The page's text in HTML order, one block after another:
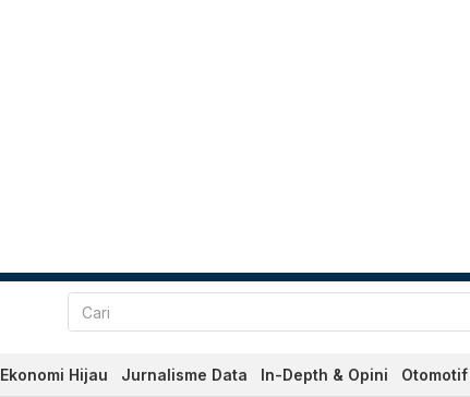
Ekonomi Hijau Jurnalisme Data In-Depth & Opini Otomotif